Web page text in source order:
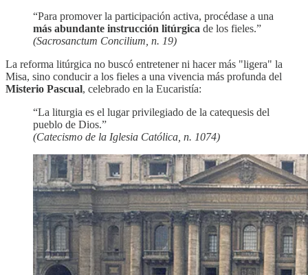
“Para promover la participación activa, procédase a una
más abundante instrucción litúrgica de los fieles.”
(Sacrosanctum Concilium, n. 19)
La reforma litúrgica no buscó entretener ni hacer más "ligera" la
Misa, sino conducir a los fieles a una vivencia más profunda del
Misterio Pascual, celebrado en la Eucaristía:
“La liturgia es el lugar privilegiado de la catequesis del
pueblo de Dios.”
(Catecismo de la Iglesia Católica, n. 1074)